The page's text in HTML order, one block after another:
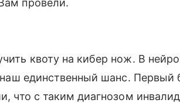
провели.
квоту на кибер нож. В
наш единственный шанс.
что с таким диагнозом